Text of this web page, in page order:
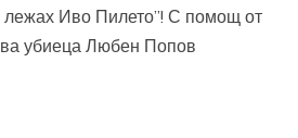
Иво Пилето”! С помощ от
убиеца Любен Попов